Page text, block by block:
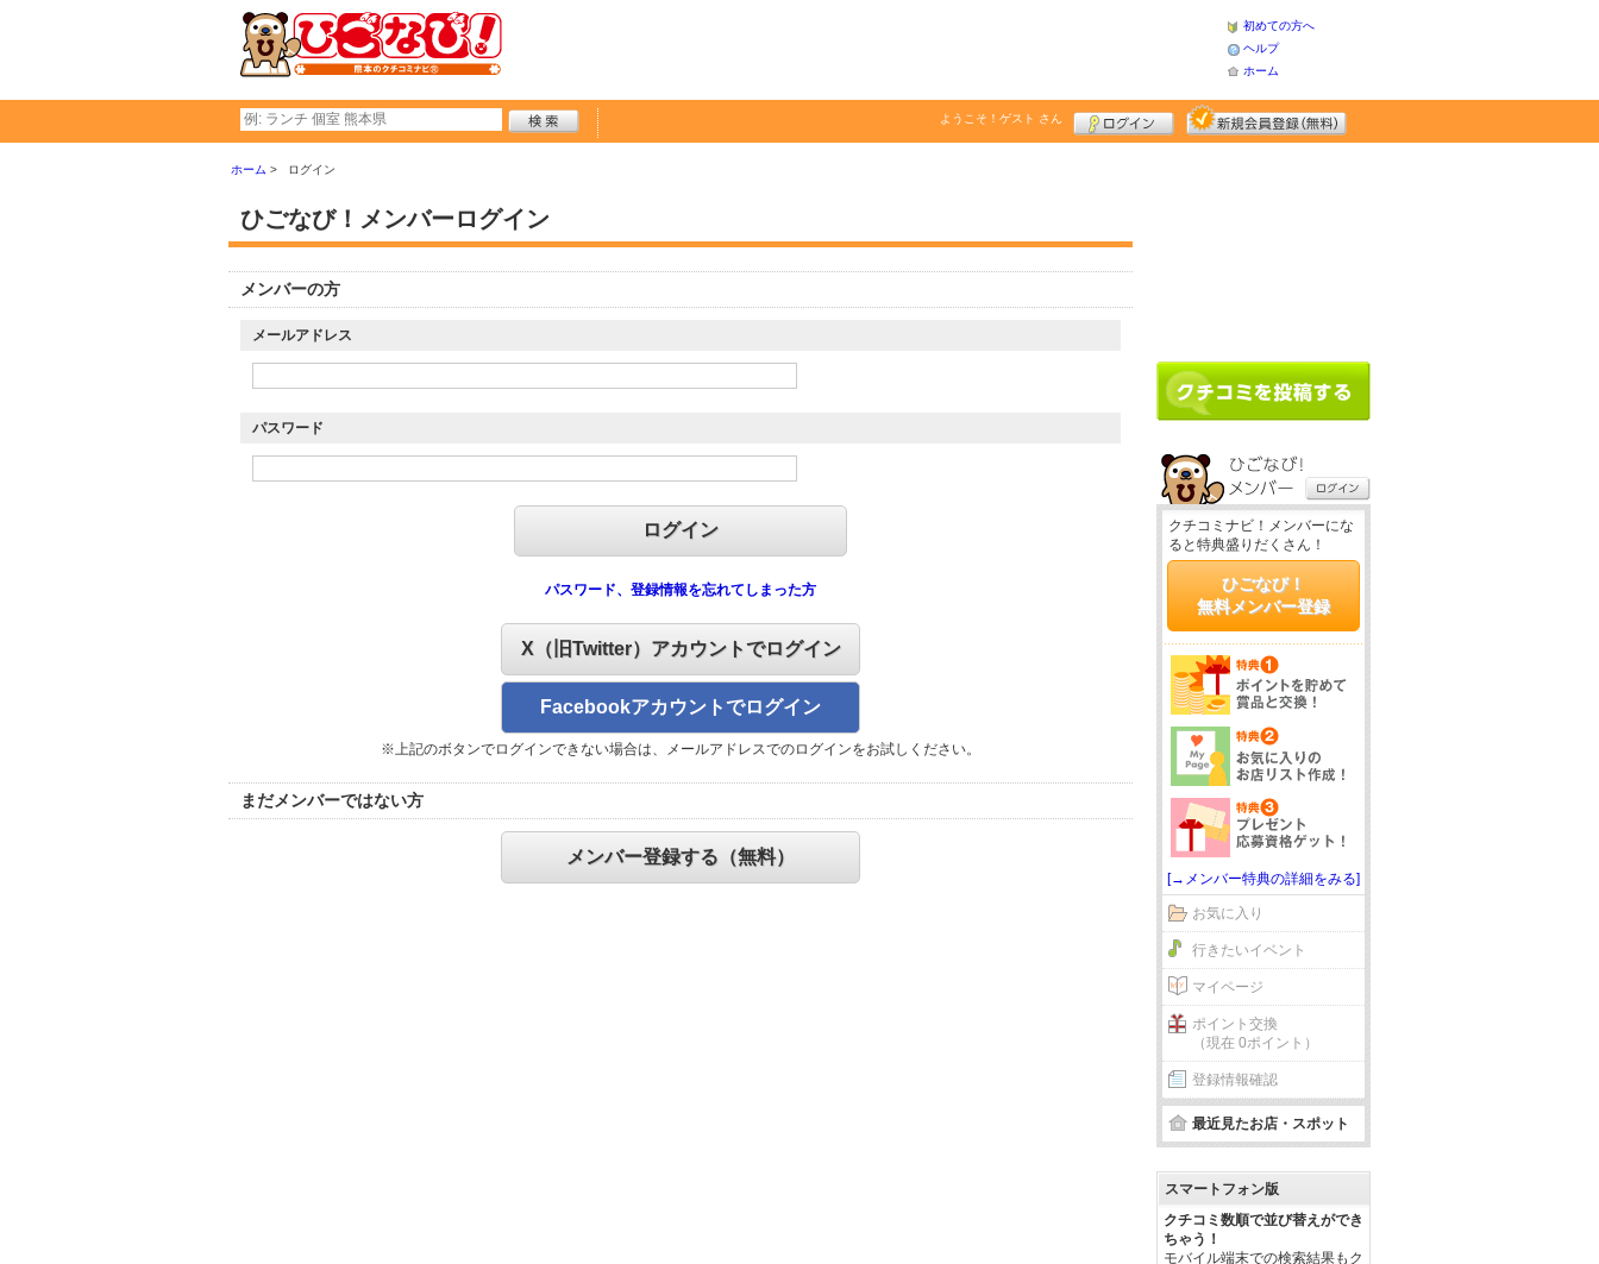
初めての方へ
ヘルプ
ホーム
ようこそ！ ゲスト さん
ホーム ログイン
ひごなび！メンバーログイン
メンバーの方
メールアドレス
パスワード
パスワード、登録情報を忘れてしまった方
X（旧Twitter）アカウントでログイン
Facebookアカウントでログイン
※上記のボタンでログインできない場合は、メールアドレスでのログインをお試しください。
まだメンバーではない方
メンバー登録する（無料）
クチコミナビ！メンバーにな
ると特典盛りだくさん！
ひごなび！
無料メンバー登録
[→メンバー特典の詳細をみる]
お気に入り
行きたいイベント
マイページ
ポイント交換
（現在 0ポイント）
登録情報確認
最近見たお店・スポット
スマートフォン版
クチコミ数順で並び替えができ
ちゃう！
モバイル端末での検索結果もク